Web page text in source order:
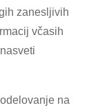
zanesljivih
včasih
na